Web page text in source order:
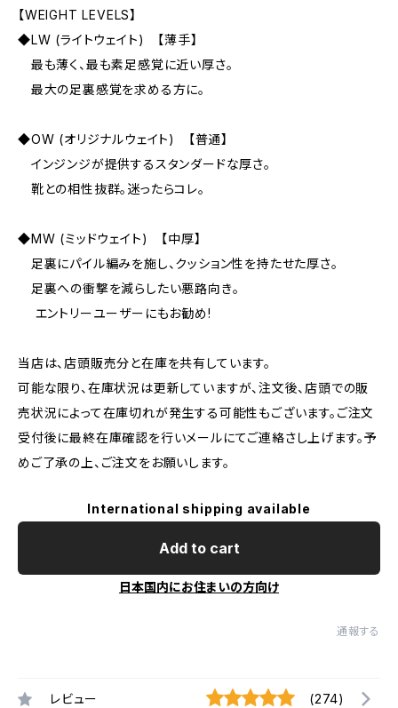
【WEIGHT LEVELS】
◆LW (ライトウェイト) 【薄手】
最も薄く、最も素足感覚に近い厚さ。
最大の足裏感覚を求める方に。
◆OW (オリジナルウェイト) 【普通】
インジンジが提供するスタンダードな厚さ。
靴との相性抜群。迷ったらコレ。
◆MW (ミッドウェイト) 【中厚】
足裏にパイル編みを施し、クッション性を持たせた厚さ。
足裏への衝撃を減らしたい悪路向き。
エントリーユーザーにもお勧め!
当店は、店頭販売分と在庫を共有しています。
可能な限り、在庫状況は更新していますが、注文後、店頭での販
売状況によって在庫切れが発生する可能性もございます。ご注文
受付後に最終在庫確認を行いメールにてご連絡さし上げます。予
めご了承の上、ご注文をお願いします。
International shipping available
Add to cart
日本国内にお住まいの方向け
通報する
レビュー (274)